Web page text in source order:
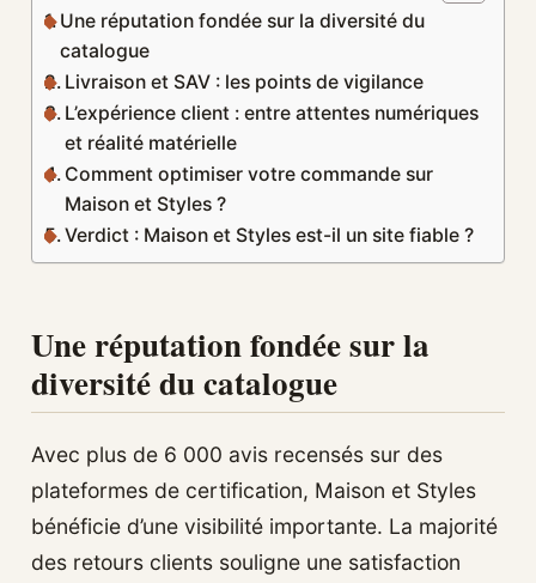
Une réputation fondée sur la diversité du
catalogue
Livraison et SAV : les points de vigilance
L’expérience client : entre attentes numériques
et réalité matérielle
Comment optimiser votre commande sur
Maison et Styles ?
Verdict : Maison et Styles est-il un site fiable ?
Une réputation fondée sur la
diversité du catalogue
Avec plus de 6 000 avis recensés sur des
plateformes de certification, Maison et Styles
bénéficie d’une visibilité importante. La majorité
des retours clients souligne une satisfaction